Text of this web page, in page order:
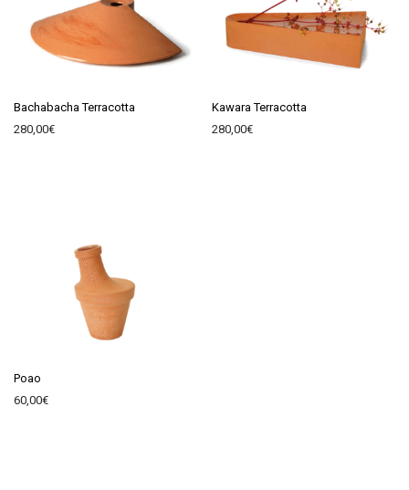
Bachabacha Terracotta
280,00€
Kawara Terracotta
280,00€
Poao
60,00€